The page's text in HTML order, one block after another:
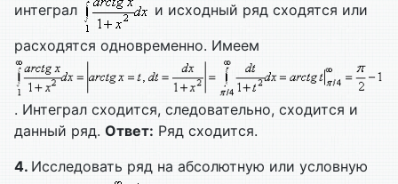
интеграл
и исходный ряд сходятся или
расходятся одновременно. Имеем
. Интеграл сходится, следовательно, сходится и
данный ряд. Ответ: Ряд сходится.
4. Исследовать ряд на абсолютную или условную